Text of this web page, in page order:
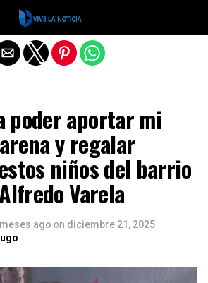
poder aportar mi
y regalar
niños del barrio
Varela
ago on diciembre 21, 2025
de la versión móvil